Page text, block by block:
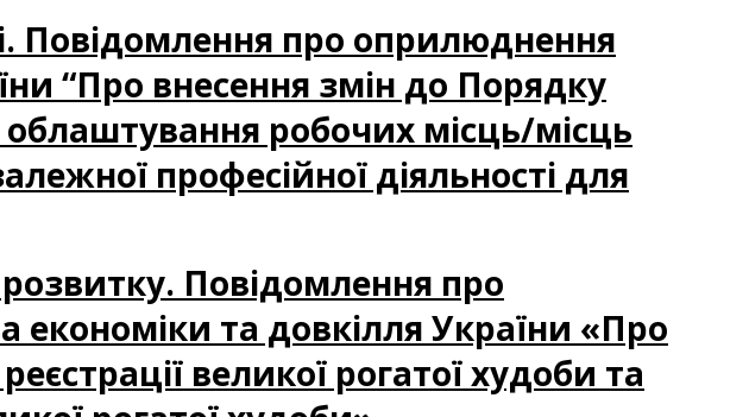
Повідомлення про оприлюднення
“Про внесення змін до Порядку
робочих місць/місць
професійної діяльності для
Повідомлення про
економіки та довкілля України «Про
великої рогатої худоби та